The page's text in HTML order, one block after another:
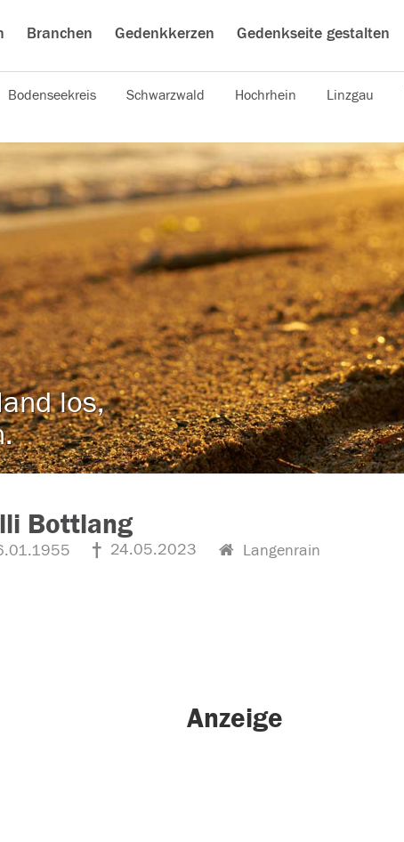
Branchen Gedenkkerzen Gedenkseite gestalten
Bodenseekreis Schwarzwald Hochrhein Linzgau
los,
Bottlang
24.05.2023 Langenrain
Anzeige